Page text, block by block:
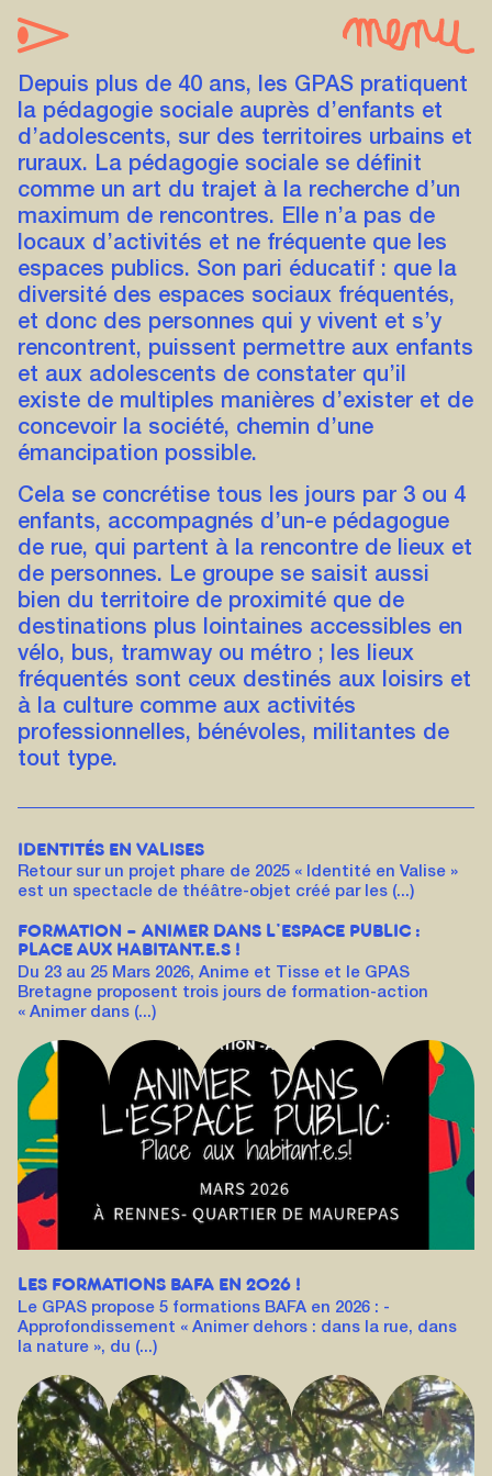
Depuis plus de 40 ans, les GPAS pratiquent
la pédagogie sociale auprès d’enfants et
d’adolescents, sur des territoires urbains et
ruraux. La pédagogie sociale se définit
comme un art du trajet à la recherche d’un
maximum de rencontres. Elle n’a pas de
locaux d’activités et ne fréquente que les
espaces publics. Son pari éducatif : que la
diversité des espaces sociaux fréquentés,
et donc des personnes qui y vivent et s’y
rencontrent, puissent permettre aux enfants
et aux adolescents de constater qu’il
existe de multiples manières d’exister et de
concevoir la société, chemin d’une
émancipation possible.
Cela se concrétise tous les jours par 3 ou 4
enfants, accompagnés d’un-e pédagogue
de rue, qui partent à la rencontre de lieux et
de personnes. Le groupe se saisit aussi
bien du territoire de proximité que de
destinations plus lointaines accessibles en
vélo, bus, tramway ou métro ; les lieux
fréquentés sont ceux destinés aux loisirs et
à la culture comme aux activités
professionnelles, bénévoles, militantes de
tout type.
IDENTITÉS EN VALISES
Retour sur un projet phare de 2025 « Identité en Valise »
est un spectacle de théâtre-objet créé par les (...)
FORMATION – ANIMER DANS L’ESPACE PUBLIC :
PLACE AUX HABITANT.E.S !
Du 23 au 25 Mars 2026, Anime et Tisse et le GPAS
Bretagne proposent trois jours de formation-action
« Animer dans (...)
LES FORMATIONS BAFA EN 2026 !
Le GPAS propose 5 formations BAFA en 2026 : -
Approfondissement « Animer dehors : dans la rue, dans
la nature », du (...)